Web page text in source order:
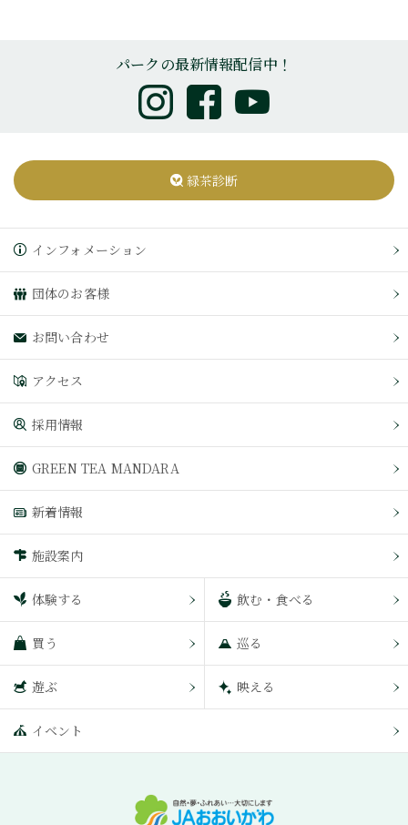
パークの最新情報配信中！
緑茶診断
インフォメーション
団体のお客様
お問い合わせ
アクセス
採用情報
GREEN TEA MANDARA
新着情報
施設案内
体験する 飲む・食べる
買う 巡る
遊ぶ 映える
イベント